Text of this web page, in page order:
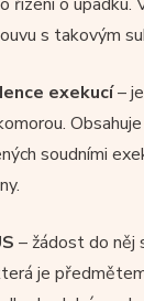
s takovým
exekucí–
soudními
– žádost do něj
je